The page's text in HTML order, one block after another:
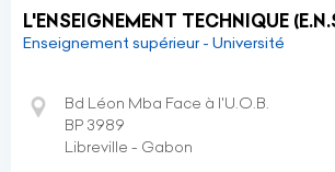
L'ENSEIGNEMENT TECHNIQUE
Enseignement supérieur - Université
Bd Léon Mba Face à l'U.O.B.
BP 3989
Libreville - Gabon